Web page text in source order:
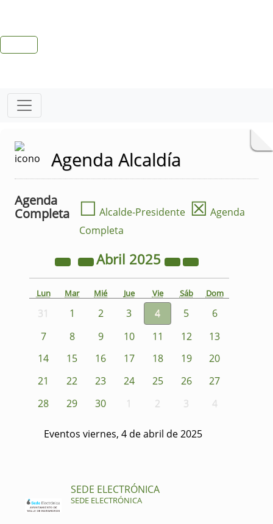
Agenda Alcaldía
Agenda
Completa
☐ Alcalde-Presidente ☒ Agenda
Completa
Abril 2025
Lun Mar Mié Jue Vie Sáb Dom
31 1 2 3 4 5
6
7
8 9 10 11 12
13
14
15 16 17 18 19
20
21
22 23 24 25 26
27
28
29 30 1 2 3 4
Eventos viernes, 4 de abril de 2025
SEDE ELECTRÓNICA
SEDE ELECTRÓNICA